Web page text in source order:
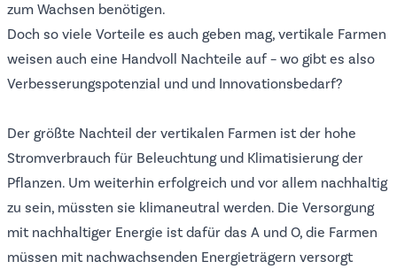
zum Wachsen benötigen.
Doch so viele Vorteile es auch geben mag, vertikale Farmen
weisen auch eine Handvoll Nachteile auf – wo gibt es also
Verbesserungspotenzial und und Innovationsbedarf?
Der größte Nachteil der vertikalen Farmen ist der hohe
Stromverbrauch für Beleuchtung und Klimatisierung der
Pflanzen. Um weiterhin erfolgreich und vor allem nachhaltig
zu sein, müssten sie klimaneutral werden. Die Versorgung
mit nachhaltiger Energie ist dafür das A und O, die Farmen
müssen mit nachwachsenden Energieträgern versorgt